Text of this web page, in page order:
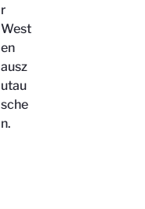
r
West
en
ausz
utau
sche
n.